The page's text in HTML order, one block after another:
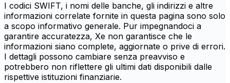
I codici SWIFT, i nomi delle banche, gli indirizzi e altre
informazioni correlate fornite in questa pagina sono solo
a scopo informativo generale. Pur impegnandoci a
garantire accuratezza, Xe non garantisce che le
informazioni siano complete, aggiornate o prive di errori.
I dettagli possono cambiare senza preavviso e
potrebbero non riflettere gli ultimi dati disponibili dalle
rispettive istituzioni finanziarie.